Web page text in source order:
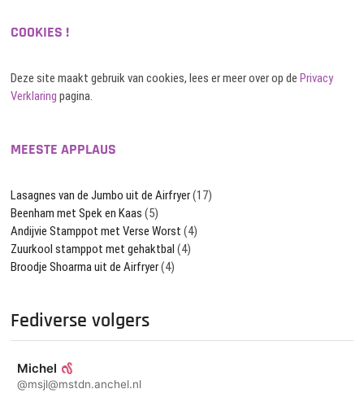
COOKIES !
Deze site maakt gebruik van cookies, lees er meer over op de Privacy
Verklaring pagina.
MEESTE APPLAUS
Lasagnes van de Jumbo uit de Airfryer(17)
Beenham met Spek en Kaas (5)
Andijvie Stamppot met Verse Worst (4)
Zuurkool stamppot met gehaktbal (4)
Broodje Shoarma uit de Airfryer(4)
Fediverse volgers
Michel
@msjl@mstdn.anchel.nl